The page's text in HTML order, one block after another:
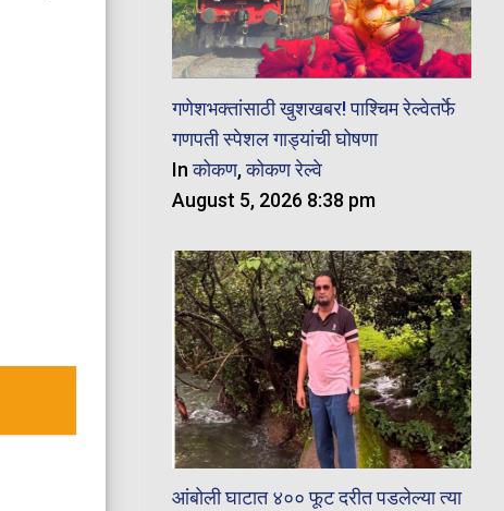
गणेशभक्तांसाठी खुशखबर! पाश्चिम रेल्वेतर्फे
गणपती स्पेशल गाड्यांची घोषणा
Inकोकण,कोकण रेल्वे
August 5, 2026 8:38 pm
आंबोली घाटात ४०० फूट दरीत पडलेल्या त्या